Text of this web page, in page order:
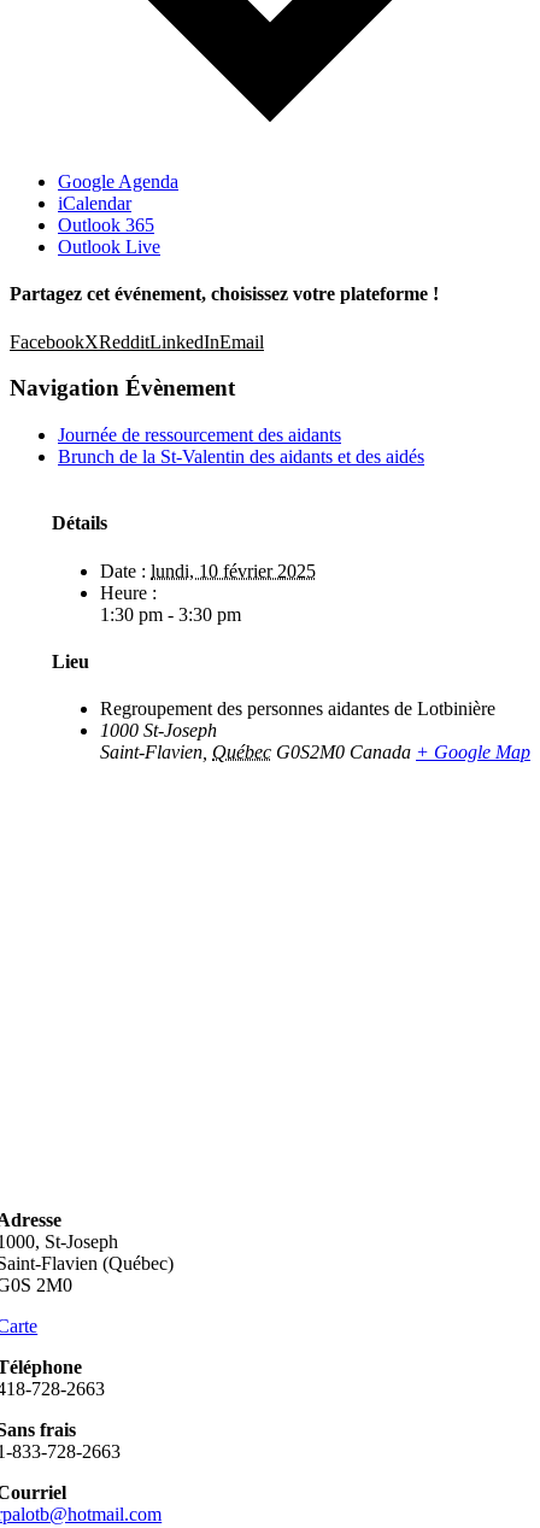
Google Agenda
iCalendar
Outlook 365
Outlook Live
Partagez cet événement, choisissez votre plateforme !
FacebookXRedditLinkedInEmail
Navigation Évènement
Journée de ressourcement des aidants
Brunch de la St-Valentin des aidants et des aidés
Détails
Date : lundi, 10 février 2025
Heure :
1:30 pm - 3:30 pm
Lieu
Regroupement des personnes aidantes de Lotbinière
1000 St-Joseph
Saint-Flavien Québec G0S2M0 Canada + Google Map
St-Joseph
Flavien (Québec)
2M0
728-2663
frais
833-728-2663